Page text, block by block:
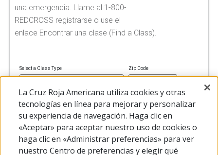
una emergencia. Llame al 1-800-
REDCROSS registrarse o use el
enlace Encontrar una clase (Find a Class).
Select a Class Type Zip Code
FIND A CLASS
La Cruz Roja Americana utiliza cookies y otras
tecnologías en línea para mejorar y personalizar
su experiencia de navegación. Haga clic en
«Aceptar» para aceptar nuestro uso de cookies o
haga clic en «Administrar preferencias» para ver
nuestro Centro de preferencias y elegir qué